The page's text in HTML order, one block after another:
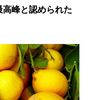
峰と認められた